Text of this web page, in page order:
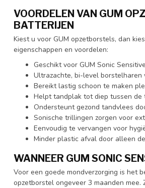
VOORDELEN VAN GUM
BATTERIJEN
Kiest u voor GUM opzetborstels, dan
eigenschappen en voordelen:
Geschikt voor GUM Sonic
Ultrazachte, bi-level borstelharen
Bereikt lastig schoon te maken
Helpt tandplak tot diep tussen de
Ondersteunt gezond tandvlees
Sonische trillingen zorgen voor
Eenvoudig te vervangen voor
Minder plastic afval door alleen
WANNEER GUM SONIC
Voor een goede mondverzorging is het
opzetborstel ongeveer 3 maanden